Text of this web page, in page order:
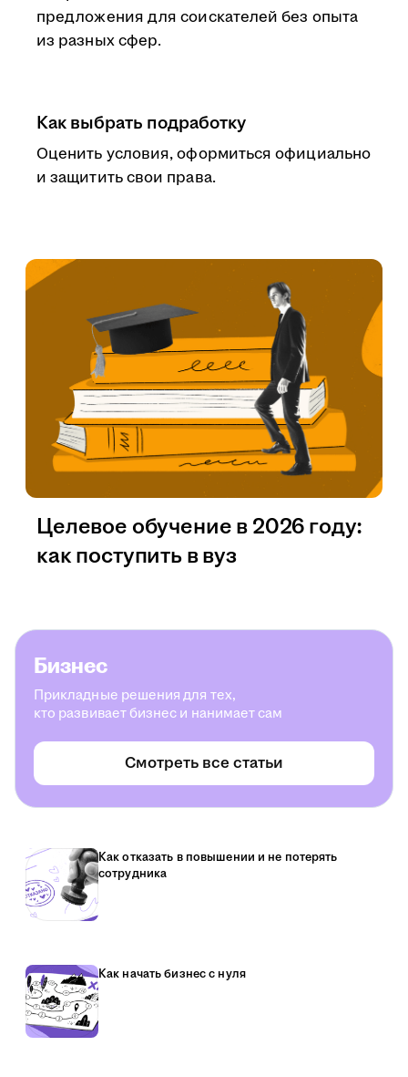
предложения для соискателей без опыта
из разных сфер.
Как выбрать подработку
Оценить условия, оформиться официально
и защитить свои права.
Целевое обучение в 2026 году:
как поступить в вуз
Бизнес
Прикладные решения для тех,
кто развивает бизнес и нанимает сам
Смотреть все статьи
Как отказать в повышении и не потерять
сотрудника
Как начать бизнес с нуля